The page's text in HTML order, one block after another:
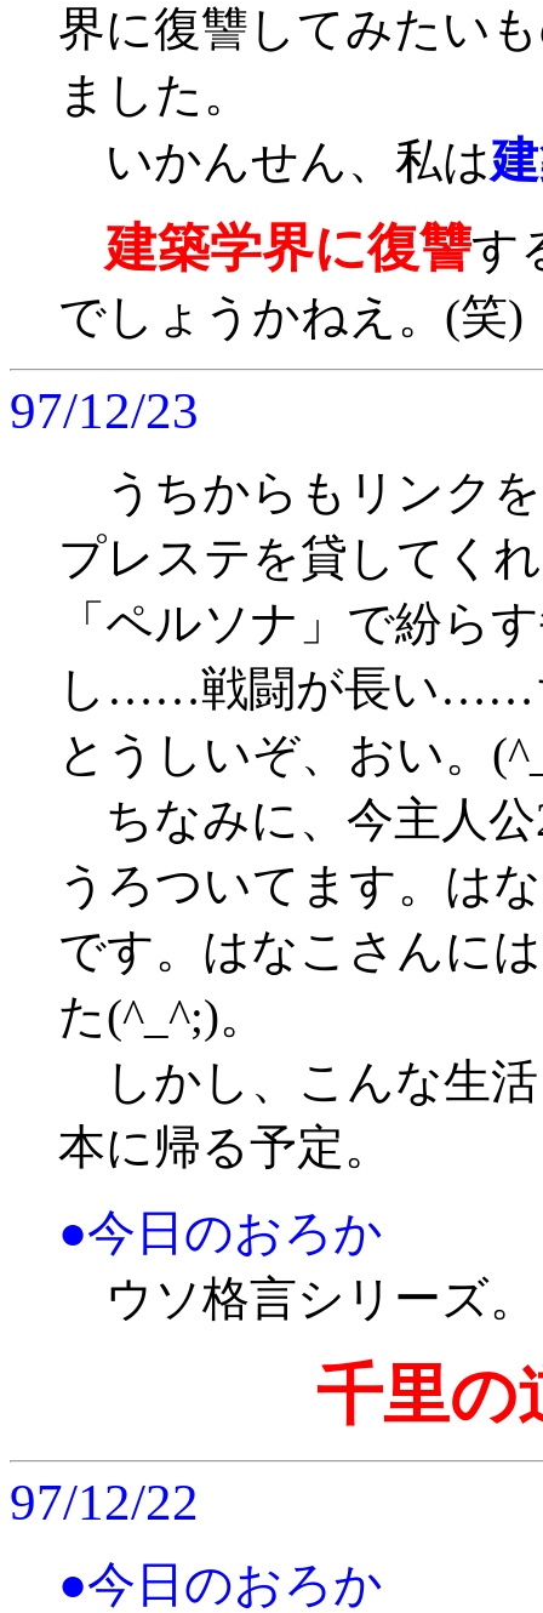
界に復讐してみたい
ました。
いかんせん、私は
建築学界に復讐す
でしょうかねえ。(笑)
97/12/23
うちからもリンク
プレステを貸してく
「ペルソナ」で紛ら
し……戦闘が長い……
とうしいぞ、おい。
ちなみに、今主人公
うろついてます。は
です。はなこさんに
た(^_^;)。
しかし、こんな生
本に帰る予定。
●今日のおろか
ウソ格言シリーズ。
千里の
97/12/22
●今日のおろか